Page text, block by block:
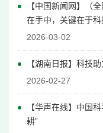
【中国新闻网】（
在手中，关键在于科
2026-03-02
【湖南日报】科技
2026-02-27
【华声在线】中国
耕”